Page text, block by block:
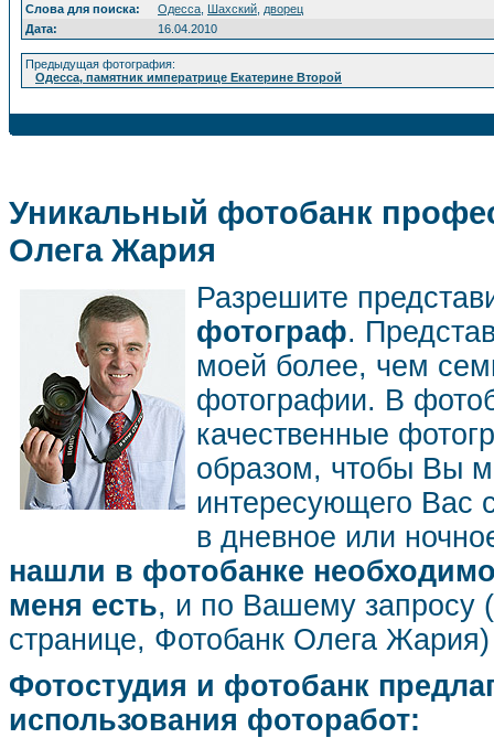
Слова для поиска:
Одесса Шахский дворец
Дата:
16.04.2010
Предыдущая фотография:
Одесса, памятник императрице Екатерине Второй
Уникальный фотобанк
Олега Жария
Разрешите
фотограф.
моей более, чем
фотографии. В
качественные
образом, чтобы Вы
интересующего Вас
в дневное или
нашли в фотобанке
меня есть, и по Вашему запросу
странице, Фотобанк Олега
Фотостудия и фотобанк
использования фоторабот: